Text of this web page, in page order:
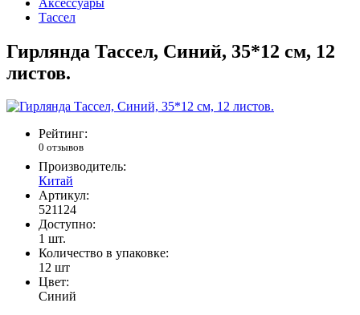
Тассел
Гирлянда Тассел, Синий, 35*12 см, 12
листов.
Рейтинг:
0 отзывов
Производитель:
Китай
Артикул:
521124
Доступно:
1 шт.
Количество в упаковке:
12 шт
Цвет:
Синий